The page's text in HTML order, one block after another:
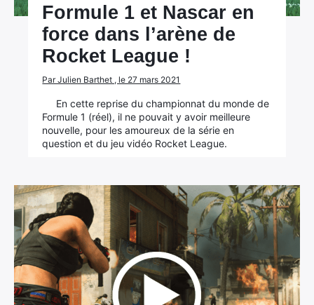
Formule 1 et Nascar en
force dans l’arène de
Rocket League !
Par Julien Barthet , le 27 mars 2021
En cette reprise du championnat du monde de
Formule 1 (réel), il ne pouvait y avoir meilleure
nouvelle, pour les amoureux de la série en
question et du jeu vidéo Rocket League.